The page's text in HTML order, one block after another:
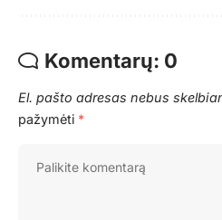
Komentarų: 0
El. pašto adresas nebus
pažymėti *